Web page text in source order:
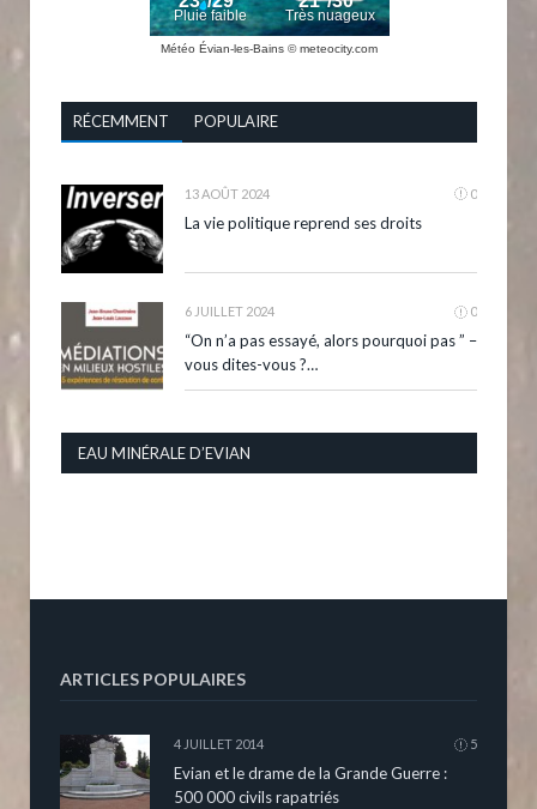
Météo Évian-les-Bains © meteocity.com
RÉCEMMENT POPULAIRE
13 AOÛT 2024 0
La vie politique reprend ses droits
6 JUILLET 2024 0
“On n’a pas essayé, alors pourquoi pas ” –
vous dites-vous ?…
EAU MINÉRALE D’EVIAN
ARTICLES POPULAIRES
4 JUILLET 2014 5
Evian et le drame de la Grande Guerre :
500 000 civils rapatriés